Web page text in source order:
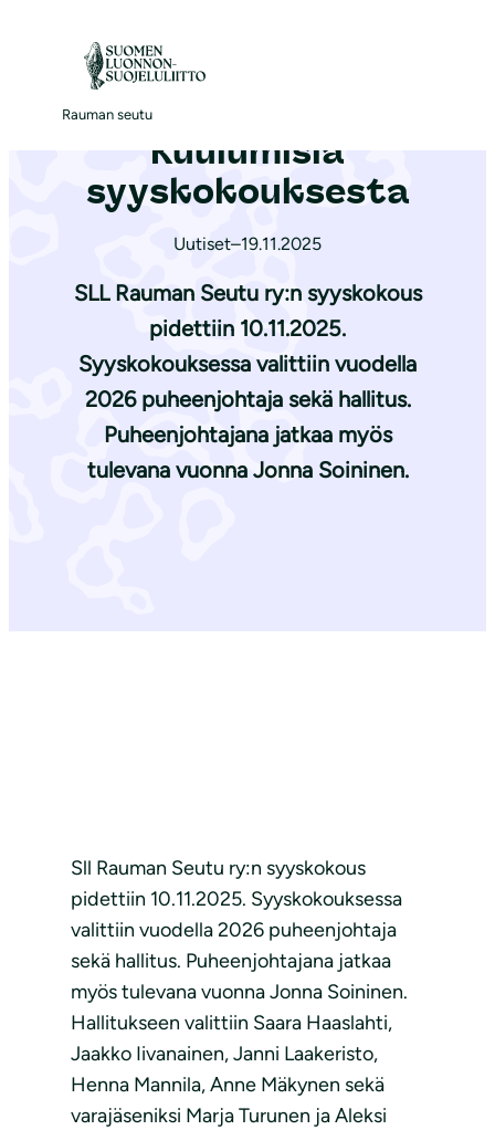
Rauman seutu
Etusivu|Ajankohtaista
Kuulumisia
syyskokouksesta
Uutiset–19.11.2025
SLL Rauman Seutu ry:n syyskokous
pidettiin 10.11.2025.
Syyskokouksessa valittiin vuodella
2026 puheenjohtaja sekä hallitus.
Puheenjohtajana jatkaa myös
tulevana vuonna Jonna Soininen.
Sll Rauman Seutu ry:n syyskokous
pidettiin 10.11.2025. Syyskokouksessa
valittiin vuodella 2026 puheenjohtaja
sekä hallitus. Puheenjohtajana jatkaa
myös tulevana vuonna Jonna Soininen.
Hallitukseen valittiin Saara Haaslahti,
Jaakko Iivanainen, Janni Laakeristo,
Henna Mannila, Anne Mäkynen sekä
varajäseniksi Marja Turunen ja Aleksi